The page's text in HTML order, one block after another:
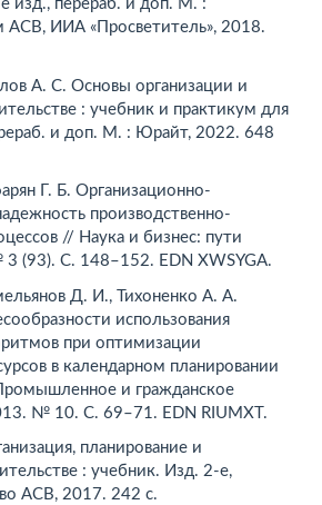
изд., перераб. и доп. М. :
АСВ, ИИА «Просветитель», 2018.
А. С. Основы организации и
: учебник и практикум для
и доп. М. : Юрайт, 2022. 648
Г. Б. Организационно-
производственно-
// Наука и бизнес: пути
(93). С. 148–152. EDN XWSYGA.
Д. И., Тихоненко А. А.
использования
при оптимизации
в календарном планировании
и гражданское
№ 10. С. 69–71. EDN RIUMXT.
планирование и
: учебник. Изд. 2-е,
АСВ, 2017. 242 с.